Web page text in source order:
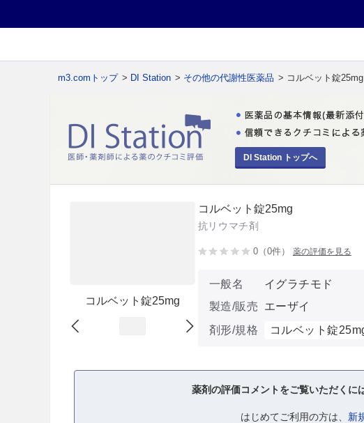
m3.comトップ > DI Station > その他の代謝性医薬品 > コルベット錠25mg
DI Station トップへ
コルベット錠25mg
コルベット錠25mg
抗リウマチ剤
0（0件） 薬の評価を見る
一般名
イグラチモド
製造/販売
エーザイ
剤形/規格
コルベット錠
薬剤の評価コメントをご覧いただくに
はじめてご利用の方は、 新